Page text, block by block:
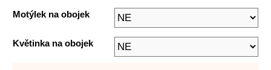
Motýlek na obojek
Květinka na obojek